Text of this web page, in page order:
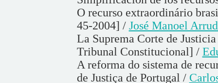
O recurso extraordinário
45-2004] / José Manoel
La Suprema Corte de
Tribunal Constitucional] /
A reforma do sistema de
de Justiça de Portugal /